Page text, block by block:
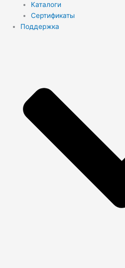
Каталоги
Сертификаты
Поддержка